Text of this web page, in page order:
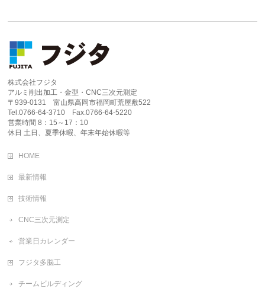
株式会社フジタ
アルミ削出加工・金型・CNC三次元測定
〒939-0131 富山県高岡市福岡町荒屋敷522
Tel.0766-64-3710 Fax.0766-64-5220
営業時間 8：15～17：10
休日 土日、夏季休暇、年末年始休暇等
HOME
最新情報
技術情報
CNC三次元測定
営業日カレンダー
フジタ多脳工
チームビルディング